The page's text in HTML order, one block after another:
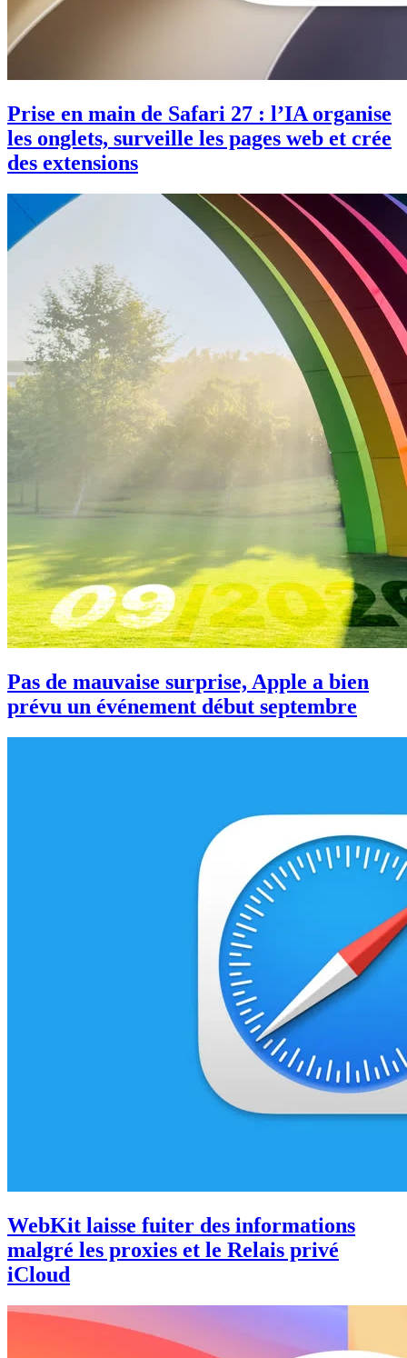
Prise en main de Safari 27 : l’IA organise
les onglets, surveille les pages web et crée
des extensions
Pas de mauvaise surprise, Apple a bien
prévu un événement début septembre
WebKit laisse fuiter des informations
malgré les proxies et le Relais privé
iCloud